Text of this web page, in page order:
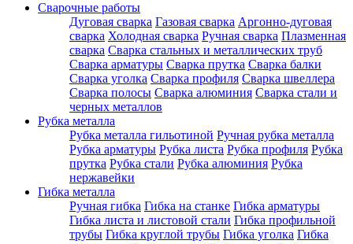
Сварочные работы
Дуговая сварка Газовая сварка Аргонно-дуговая
сварка Холодная сварка Ручная сварка Плазменная
сварка Сварка стальных и металлических труб
Сварка арматуры Сварка прутка Сварка балки
Сварка уголка Сварка профиля Сварка швеллера
Сварка полосы Сварка алюминия Сварка стали и
черных металлов
Рубка металла
Рубка металла гильотиной Ручная рубка металла
Рубка арматуры Рубка листа Рубка профиля Рубка
прутка Рубка стали Рубка алюминия Рубка
нержавейки
Гибка металла
Ручная гибка Гибка на станке Гибка арматуры
Гибка листа и листовой стали Гибка профильной
трубы Гибка круглой трубы Гибка уголка Гибка